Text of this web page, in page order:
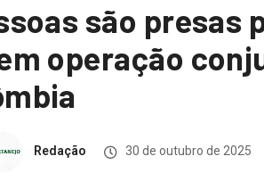
são presas
operação
Redação 30 de outubro de 2025